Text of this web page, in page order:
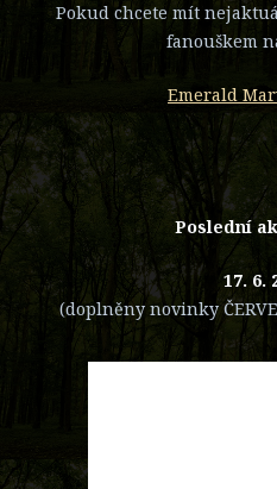
Pokud chcete mít
fanouškem
Emerald
Poslední
17. 6.
(doplněny novinky